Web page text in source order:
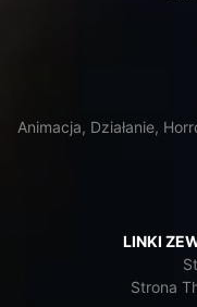
Animacja, Działanie,
LINKI
Strona